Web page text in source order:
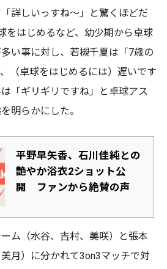
詳しいっすね〜」と驚くほどだ
をはじめるなど、幼少期から卓球
い事に対し、若槻千夏は「7歳の
（卓球をはじめるには）遅いです
「ギリギリですね」と卓球アス
明らかにした。
平野早矢香、石川佳純との
艶やか浴衣2ショット公
開 ファンから絶賛の声
ム（水谷、吉村、美咲）と張本
月）に分かれて3on3マッチで対